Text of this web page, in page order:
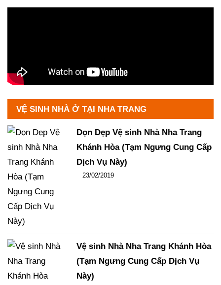
VỆ SINH NHÀ Ở TẠI NHA TRANG
Dọn Dẹp Vệ sinh Nhà Nha Trang
Khánh Hòa (Tạm Ngưng Cung Cấp
Dịch Vụ Này)
Đăng ngày
23/02/2019
Vệ sinh Nhà Nha Trang Khánh Hòa
(Tạm Ngưng Cung Cấp Dịch Vụ
Này)